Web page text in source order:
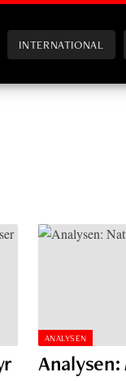
INTERNATIONAL
ANALYSEN
Analysen: